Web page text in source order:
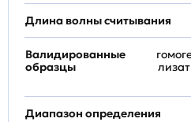
Длина волны считывания
Валидированные
образцы
Диапазон определения